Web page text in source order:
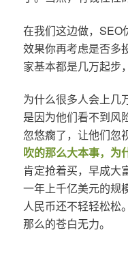
在我们这边做，SEO
效果你再考虑是否多
家基本都是几万起步
为什么很多人会上几
是因为他们看不到风
忽悠瘸了，让他们忽
吹的那么大本事，为
肯定抢着买，早成大
一年上千亿美元的规
人民币还不轻轻松松
那么的苍白无力。